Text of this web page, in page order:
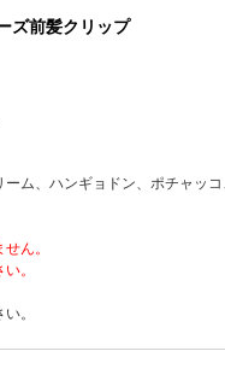
ズ前髪クリップ
ム、ハンギョドン、ポチャッ
ん。
。
。